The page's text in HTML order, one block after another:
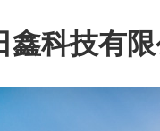
鑫科技有